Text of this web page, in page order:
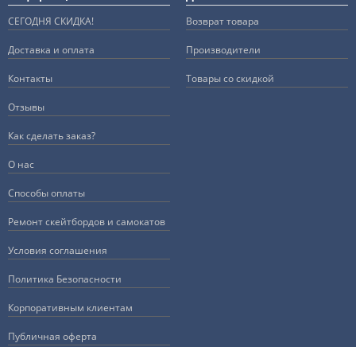
СЕГОДНЯ СКИДКА!
Доставка и оплата
Контакты
Отзывы
Как сделать заказ?
О нас
Способы оплаты
Ремонт скейтбордов и самокатов
Условия соглашения
Политика Безопасности
Корпоративным клиентам
Публичная оферта
Возврат товара
Производители
Товары со скидкой